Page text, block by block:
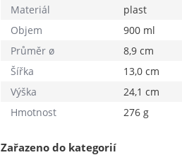
Materiál
plast
Objem
900 ml
Průměr ø
8,9 cm
Šířka
13,0 cm
Výška
24,1 cm
Hmotnost
276 g
Zařazeno do kategorií